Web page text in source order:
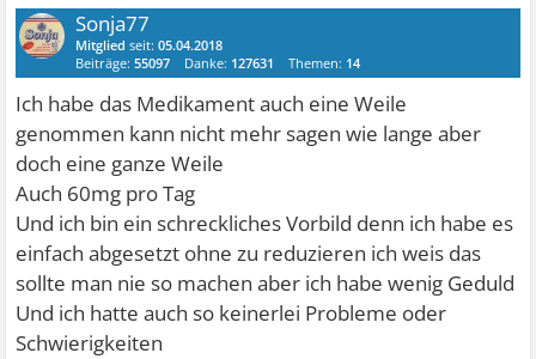
Sonja77
Mitglied seit:05.04.2018
Beiträge:55097 Danke: 127631 Themen: 14
Ich habe das Medikament auch eine Weile
genommen kann nicht mehr sagen wie lange aber
doch eine ganze Weile
Auch 60mg pro Tag
Und ich bin ein schreckliches Vorbild denn ich habe es
einfach abgesetzt ohne zu reduzieren ich weis das
sollte man nie so machen aber ich habe wenig Geduld
Und ich hatte auch so keinerlei Probleme oder
Schwierigkeiten